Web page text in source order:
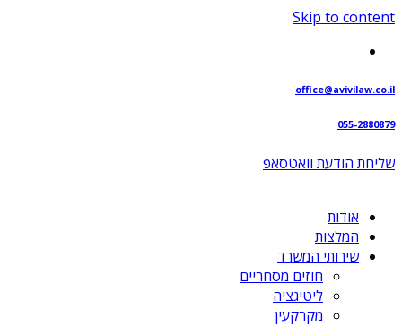
Skip to content
office@avivilaw.co.il
055-2880879
שליחת הודעת וואטסאפ⁩
אודות
המלצות
שירותי המשרד
חוזים מסחריים
ליטיגציה
מקרקעין